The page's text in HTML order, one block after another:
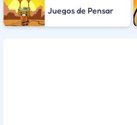
Juegos de Pensar